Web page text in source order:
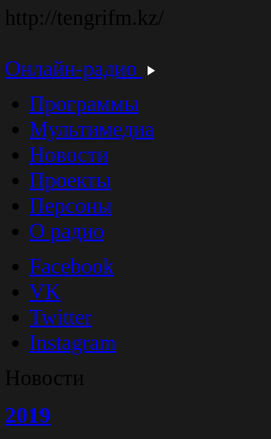
http://tengrifm.kz/
Онлайн-радио
Программы
Мультимедиа
Новости
Проекты
Персоны
О радио
Facebook
VK
Twitter
Instagram
Новости
2019